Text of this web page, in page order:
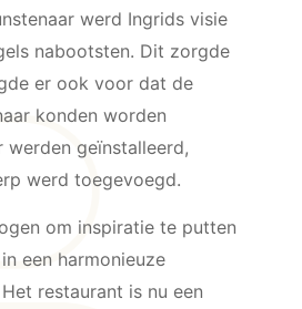
werd Ingrids visie
nabootsten. Dit zorgde
er ook voor dat de
konden worden
geïnstalleerd,
werd toegevoegd.
om inspiratie te putten
een harmonieuze
restaurant is nu een